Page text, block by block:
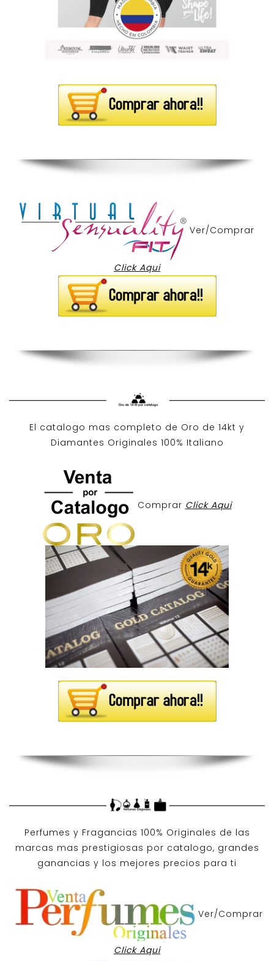
Ver/Comprar
Click Aqui
El catalogo mas completo de Oro de 14kt y
Diamantes Originales 100% Italiano
Comprar Click Aqui
Perfumes y Fragancias 100% Originales de las
marcas mas prestigiosas por catalogo, grandes
ganancias y los mejores precios para ti
Ver/Comprar
Click Aqui